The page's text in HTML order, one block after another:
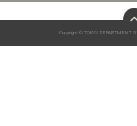
Copyright © TOKYU DEPARTMENT